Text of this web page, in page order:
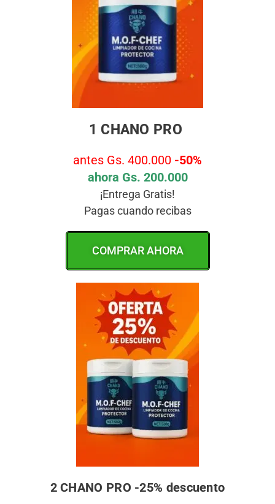
1 CHANO PRO
antes Gs. 400.000 -50%
ahora Gs. 200.000
¡Entrega Gratis!
Pagas cuando recibas
COMPRAR AHORA
2 CHANO PRO -25% descuento